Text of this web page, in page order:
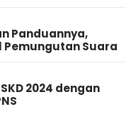
Panduannya,
Pemungutan Suara
2024 dengan